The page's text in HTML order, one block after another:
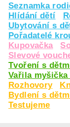
Seznamka
Hlídání dětí
Ubytování s
Pořadatelé
Kupovačka
Slevové
Tvoření s
Vařila
Rozhovory
Bydlení s
Testujeme